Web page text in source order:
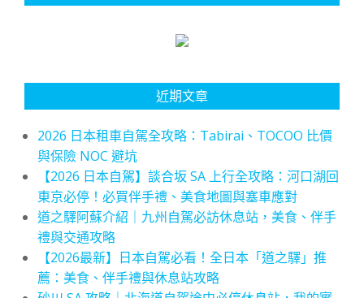
近期文章
2026 日本租車自駕全攻略：Tabirai、TOCOO 比價
與保險 NOC 避坑
【2026 日本自駕】談合坂 SA 上行全攻略：河口湖回
東京必停！必買伴手禮、美食地圖與塞車應對
道之驛阿蘇介紹｜九州自駕必訪休息站，美食、伴手
禮與交通攻略
【2026最新】日本自駕必看！全日本「道之驛」推
薦：美食、伴手禮與休息站攻略